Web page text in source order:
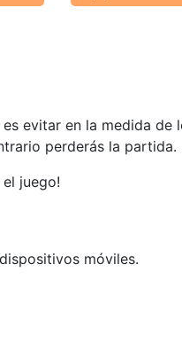
evitar en la medida de
perderás la partida.
juego!
móviles.